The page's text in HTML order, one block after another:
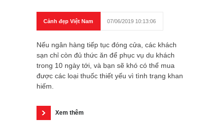
Cảnh đẹp Việt Nam 07/06/2019 10:13:06
Nếu ngân hàng tiếp tục đóng cửa, các khách
sạn chỉ còn đủ thức ăn để phục vụ du khách
trong 10 ngày tới, và bạn sẽ khó có thể mua
được các loại thuốc thiết yếu vì tình trạng khan
hiếm.
Xem thêm